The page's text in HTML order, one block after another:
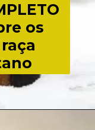
os